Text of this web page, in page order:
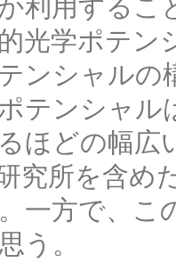
光学ポテ
ンシャル
テンシャ
ほどの幅
究所を含め
一方で、こ
う。